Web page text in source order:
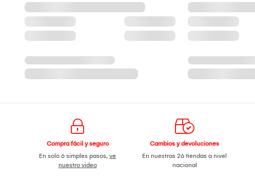
Compra fácil y seguro
En solo 6 simples pasos,ve
nuestro video
Cambios y devoluciones
En nuestras 26 tiendas a nivel
nacional